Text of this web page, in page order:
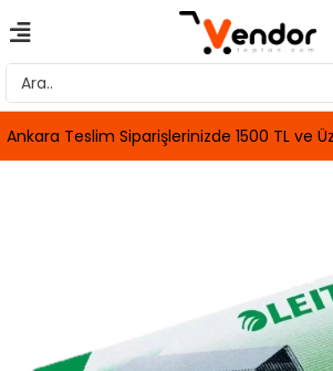
Ankara Teslim Siparişlerinizde 1500 TL ve